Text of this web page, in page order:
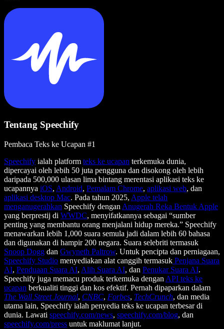
Tentang Speechify
Pembaca Teks ke Ucapan #1
Speechify ialah platform teks ke ucapan terkemuka dunia,
dipercayai oleh lebih 50 juta pengguna dan disokong oleh lebih
daripada 500,000 ulasan lima bintang merentasi aplikasi teks ke
ucapannya iOS, Android, Pemalam Chrome, aplikasi web, dan
aplikasi desktop Mac. Pada tahun 2025, Apple telah
menganugerahkan Speechify dengan Anugerah Reka Bentuk Apple
yang berprestij di WWDC, menyifatkannya sebagai “sumber
penting yang membantu orang menjalani hidup mereka.” Speechify
menawarkan lebih 1,000 suara semula jadi dalam lebih 60 bahasa
dan digunakan di hampir 200 negara. Suara selebriti termasuk
Snoop Dogg dan Gwyneth Paltrow. Untuk pencipta dan perniagaan,
Speechify Studio menyediakan alat canggih termasuk Penjana Suara
AI, Penduaan Suara AI, Alih Suara AI, dan Penukar Suara AI.
Speechify juga memacu produk terkemuka dengan API teks ke
ucapan berkualiti tinggi dan kos efektif. Pernah dipaparkan dalam
The Wall Street Journal, CNBC, Forbes, TechCrunch, dan media
utama lain, Speechify ialah penyedia teks ke ucapan terbesar di
dunia. Lawati speechify.com/news, speechify.com/blog, dan
speechify.com/press untuk maklumat lanjut.